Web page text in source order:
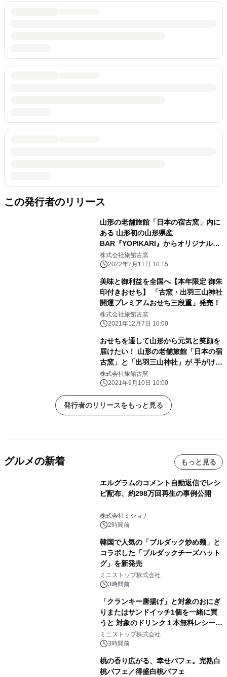
この発行者のリリース
山形の老舗旅館「日本の宿古窯」内に
ある 山形初の山形県産
BAR『YOPIKARI』からオリジナルビ
ールが登場 米沢ジャックスブルワリ
ーが新庄市産ラズベリーで醸造した 新
株式会社旅館古窯
2022年2月11日 10:15
美味と御利益を全国へ【本年限定 御朱
印付きおせち】 「古窯・出羽三山神社
開運プレミアムおせち三段重」発売！
株式会社旅館古窯
2021年12月7日 10:00
おせちを通して山形から元気と笑顔を
届けたい！ 山形の老舗旅館「日本の宿
古窯」と「出羽三山神社」が 手がける
開運おせち「古窯・出羽三山神社 開運
プレミアムおせち三段重」9月10日販
売開始！
株式会社旅館古窯
2021年9月10日 10:00
発行者のリリースをもっと見る
グルメの新着 もっと見る
エルグラムのコメント自動返信でレシ
ピ配布、約298万回再生の事例公開
株式会社ミショナ
2時間前
韓国で人気の「ブルダック炒め麺」と
コラボした「ブルダックチーズハット
グ」を新発売
ミニストップ株式会社
3時間前
「クランキー唐揚げ」と対象のおにぎ
りまたはサンドイッチ1個を一緒に買
うと 対象のドリンク１本無料レシート
クーポンもらえる！※1
ミニストップ株式会社
3時間前
桃の香り広がる、幸せパフェ。完熟白
桃パフェ／得盛白桃パフェ